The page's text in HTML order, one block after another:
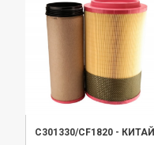
C301330/CF1820 - КИТАЙ